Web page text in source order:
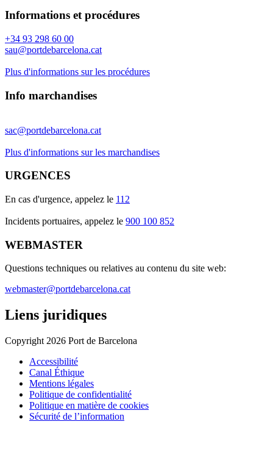
Informations et procédures
+34 93 298 60 00
sau@portdebarcelona.cat
Plus d'informations sur les procédures
Info marchandises
sac@portdebarcelona.cat
Plus d'informations sur les marchandises
URGENCES
En cas d'urgence, appelez le 112
Incidents portuaires, appelez le 900 100 852
WEBMASTER
Questions techniques ou relatives au contenu du site web:
webmaster@portdebarcelona.cat
Liens juridiques
Copyright 2026 Port de Barcelona
Accessibilité
Canal Éthique
Mentions légales
Politique de confidentialité
Politique en matière de cookies
Sécurité de l’information